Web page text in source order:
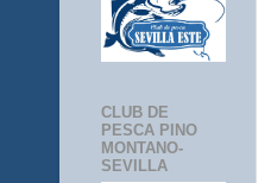
CLUB DE
PESCA PINO
MONTANO-
SEVILLA